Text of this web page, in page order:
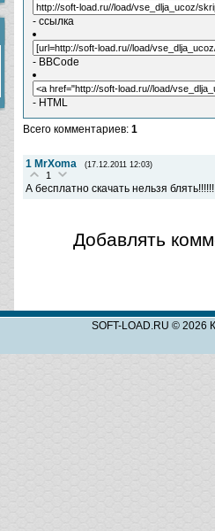
- ссылка
- BBCode
- HTML
Всего комментариев: 1
1 MrXoma (17.12.2011 12:03)
1
А бесплатно скачать нельзя
Добавлять
SOFT-LOAD.RU ©